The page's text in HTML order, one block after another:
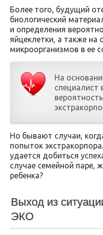
Более того, будущий
биологический
и определения
яйцеклетки, а также на
микроорганизмов в ее
На
специалист
Но бывают случаи,
попыток
удается добиться
случае семейной паре,
ребенка?
Выход из
ЭКО